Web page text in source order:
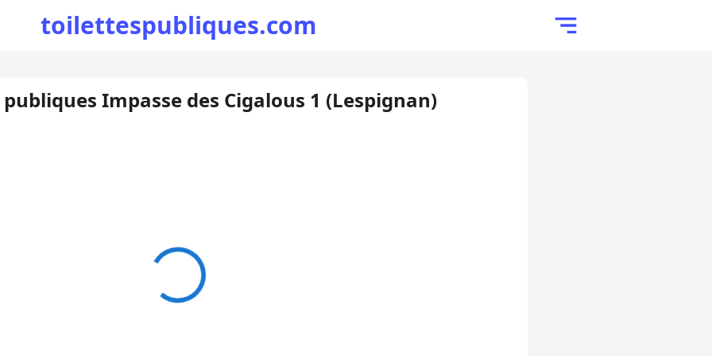
toilettespubliques.com
Impasse des Cigalous 1 (Lespignan)